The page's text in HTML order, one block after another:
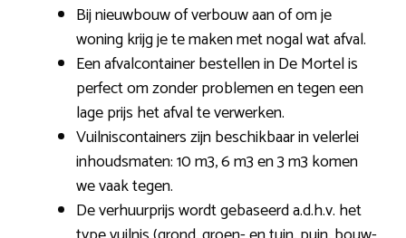
Bij nieuwbouw of verbouw aan of om je
woning krijg je te maken met nogal wat afval.
Een afvalcontainer bestellen in De Mortel is
perfect om zonder problemen en tegen een
lage prijs het afval te verwerken.
Vuilniscontainers zijn beschikbaar in velerlei
inhoudsmaten: 10 m3, 6 m3 en 3 m3 komen
we vaak tegen.
De verhuurprijs wordt gebaseerd a.d.h.v. het